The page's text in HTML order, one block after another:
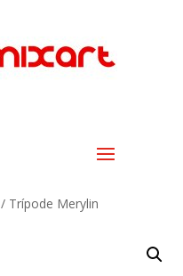
/ Trípode Merylin